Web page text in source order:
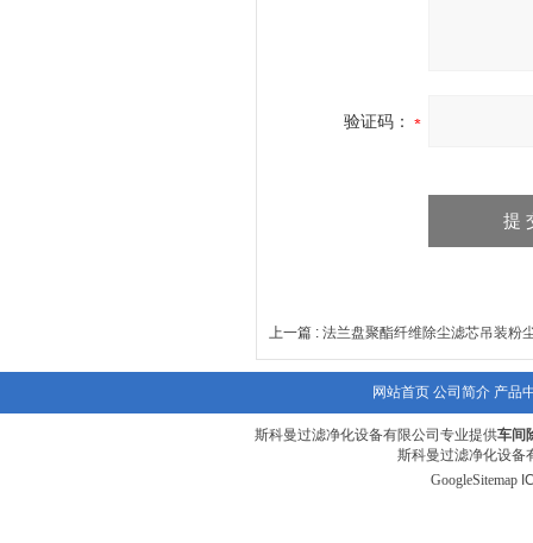
验证码：
上一篇 : 法兰盘聚酯纤维除尘滤芯吊装粉
网站首页 公司简介 产品
斯科曼过滤净化设备有限公司专业提供车间
斯科曼过滤净化设备
GoogleSitemap